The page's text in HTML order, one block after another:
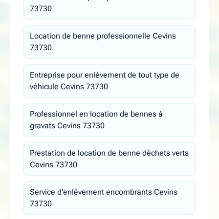
73730
Location de benne professionnelle Cevins
73730
Entreprise pour enlèvement de tout type de
véhicule Cevins 73730
Professionnel en location de bennes à
gravats Cevins 73730
Prestation de location de benne déchets verts
Cevins 73730
Service d'enlèvement encombrants Cevins
73730